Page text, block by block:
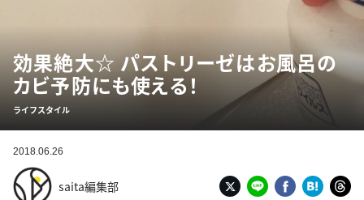
効果絶大☆ パストリーゼはお風呂の
カビ予防にも使える！
ライフスタイル
2018.06.26
saita編集部